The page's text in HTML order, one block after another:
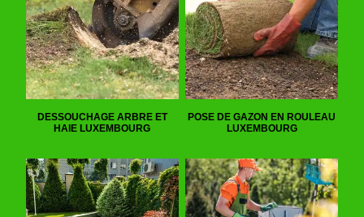
DESSOUCHAGE ARBRE ET
HAIE LUXEMBOURG
POSE DE GAZON EN ROULEAU
LUXEMBOURG